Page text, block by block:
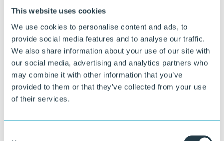
This website uses cookies
We use cookies to personalise content and ads, to
provide social media features and to analyse our traffic.
We also share information about your use of our site with
our social media, advertising and analytics partners who
may combine it with other information that you’ve
provided to them or that they’ve collected from your use
of their services.
Samen werken aan Infra voor de
toekomst?